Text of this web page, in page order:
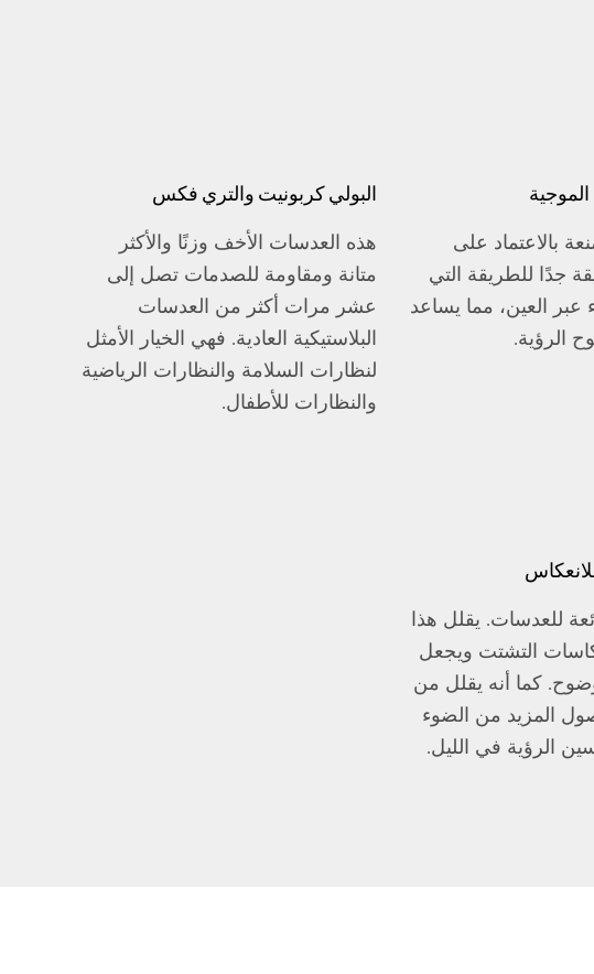
بالاعتماد على
جدًا للطريقة التي
عبر العين، مما يساعد
الرؤية.
البولي كربونيت والتري فكس
هذه العدسات الأخف وزنًا والأكثر
متانة ومقاومة للصدمات تصل إلى
عشر مرات أكثر من العدسات
البلاستيكية العادية. فهي الخيار الأمثل
لنظارات السلامة والنظارات الرياضية
والنظارات للأطفال.
للعدسات. يقلل هذا
التشتت ويجعل
كما أنه يقلل من
المزيد من الضوء
الرؤية في الليل.